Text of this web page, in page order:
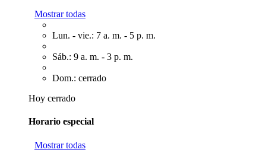
Mostrar todas
Lun. - vie.: 7 a. m. - 5 p. m.
Sáb.: 9 a. m. - 3 p. m.
Dom.: cerrado
Hoy cerrado
Horario especial
Mostrar todas